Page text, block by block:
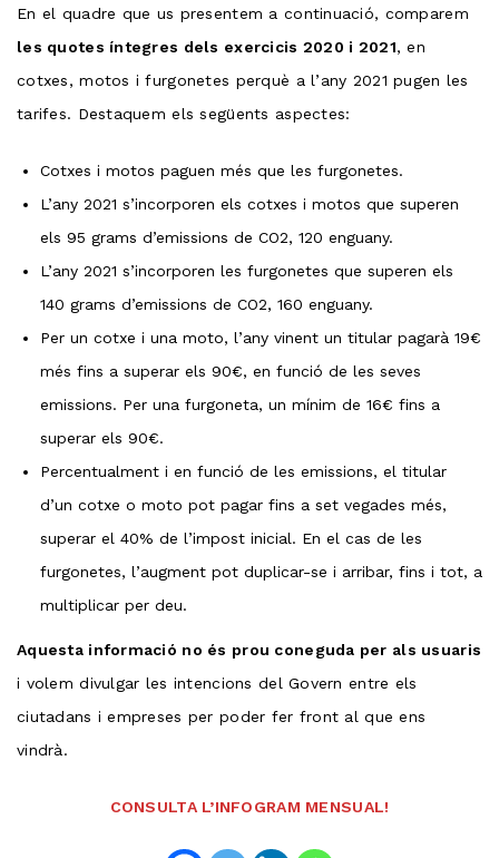
En el quadre que us presentem a continuació, comparem
les quotes íntegres dels exercicis 2020 i 2021, en
cotxes, motos i furgonetes perquè a l’any 2021 pugen les
tarifes. Destaquem els següents aspectes:
Cotxes i motos paguen més que les furgonetes.
L’any 2021 s’incorporen els cotxes i motos que superen
els 95 grams d’emissions de CO2, 120 enguany.
L’any 2021 s’incorporen les furgonetes que superen els
140 grams d’emissions de CO2, 160 enguany.
Per un cotxe i una moto, l’any vinent un titular pagarà 19€
més fins a superar els 90€, en funció de les seves
emissions. Per una furgoneta, un mínim de 16€ fins a
superar els 90€.
Percentualment i en funció de les emissions, el titular
d’un cotxe o moto pot pagar fins a set vegades més,
superar el 40% de l’impost inicial. En el cas de les
furgonetes, l’augment pot duplicar-se i arribar, fins i tot, a
multiplicar per deu.
Aquesta informació no és prou coneguda per als usuaris
i volem divulgar les intencions del Govern entre els
ciutadans i empreses per poder fer front al que ens
vindrà.
CONSULTA L’INFOGRAM MENSUAL!